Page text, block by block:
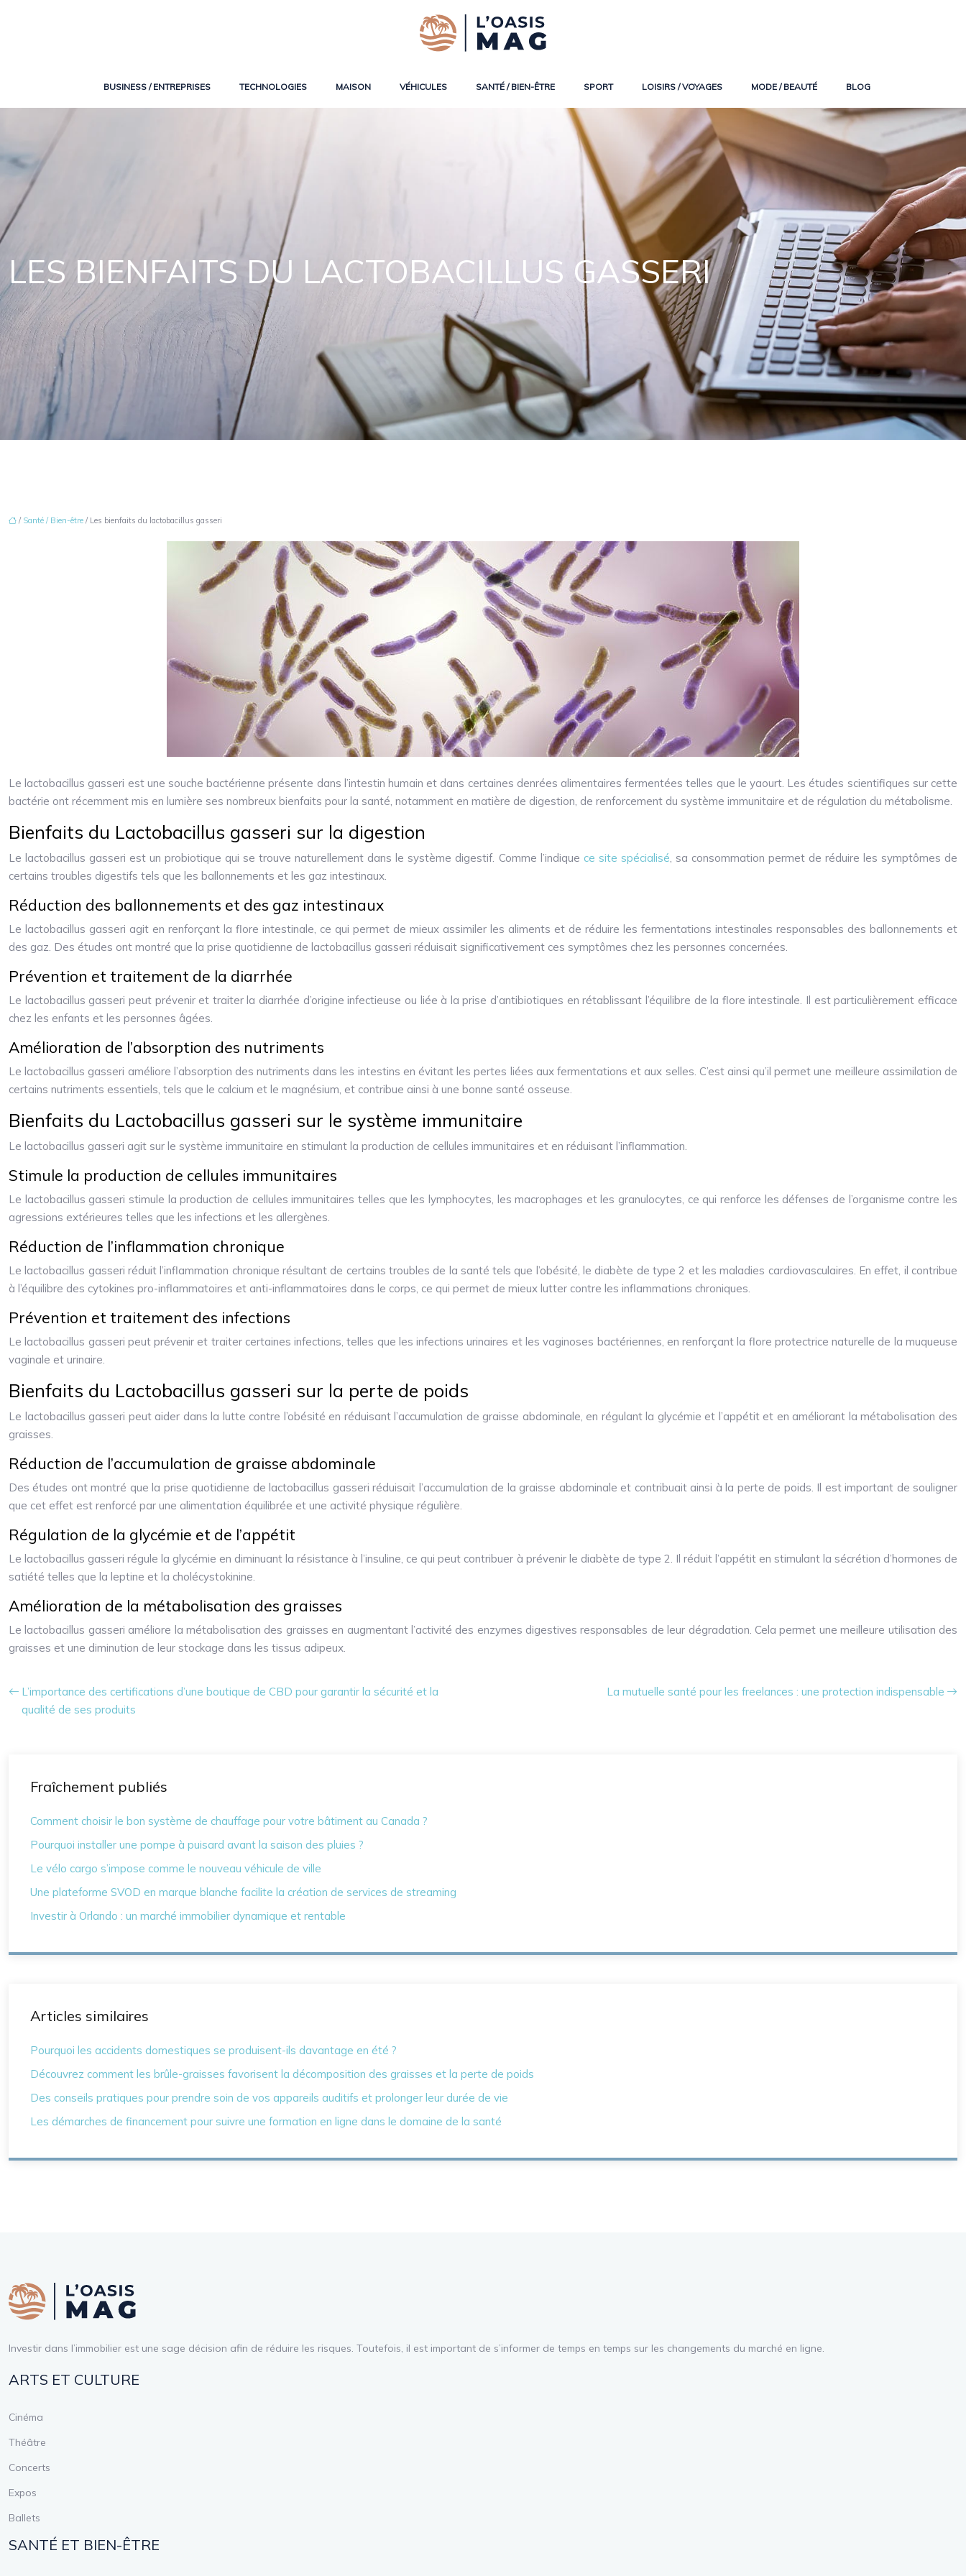
BUSINESS / ENTREPRISES TECHNOLOGIES MAISON VÉHICULES SANTÉ / BIEN-ÊTRE SPORT LOISIRS / VOYAGES MODE / BEAUTÉ BLOG
LES BIENFAITS DU LACTOBACILLUS GASSERI
/ Santé / Bien-être / Les bienfaits du lactobacillus gasseri
Le lactobacillus gasseri est une souche bactérienne présente dans l’intestin humain et dans certaines denrées alimentaires fermentées telles que le yaourt. Les études scientifiques sur cette
bactérie ont récemment mis en lumière ses nombreux bienfaits pour la santé, notamment en matière de digestion, de renforcement du système immunitaire et de régulation du métabolisme.
Bienfaits du Lactobacillus gasseri sur la digestion
Le lactobacillus gasseri est un probiotique qui se trouve naturellement dans le système digestif. Comme l’indique ce site spécialisé, sa consommation permet de réduire les symptômes de
certains troubles digestifs tels que les ballonnements et les gaz intestinaux.
Réduction des ballonnements et des gaz intestinaux
Le lactobacillus gasseri agit en renforçant la flore intestinale, ce qui permet de mieux assimiler les aliments et de réduire les fermentations intestinales responsables des ballonnements et
des gaz. Des études ont montré que la prise quotidienne de lactobacillus gasseri réduisait significativement ces symptômes chez les personnes concernées.
Prévention et traitement de la diarrhée
Le lactobacillus gasseri peut prévenir et traiter la diarrhée d’origine infectieuse ou liée à la prise d’antibiotiques en rétablissant l’équilibre de la flore intestinale. Il est particulièrement efficace
chez les enfants et les personnes âgées.
Amélioration de l’absorption des nutriments
Le lactobacillus gasseri améliore l’absorption des nutriments dans les intestins en évitant les pertes liées aux fermentations et aux selles. C’est ainsi qu’il permet une meilleure assimilation de
certains nutriments essentiels, tels que le calcium et le magnésium, et contribue ainsi à une bonne santé osseuse.
Bienfaits du Lactobacillus gasseri sur le système immunitaire
Le lactobacillus gasseri agit sur le système immunitaire en stimulant la production de cellules immunitaires et en réduisant l’inflammation.
Stimule la production de cellules immunitaires
Le lactobacillus gasseri stimule la production de cellules immunitaires telles que les lymphocytes, les macrophages et les granulocytes, ce qui renforce les défenses de l’organisme contre les
agressions extérieures telles que les infections et les allergènes.
Réduction de l’inflammation chronique
Le lactobacillus gasseri réduit l’inflammation chronique résultant de certains troubles de la santé tels que l’obésité, le diabète de type 2 et les maladies cardiovasculaires. En effet, il contribue
à l’équilibre des cytokines pro-inflammatoires et anti-inflammatoires dans le corps, ce qui permet de mieux lutter contre les inflammations chroniques.
Prévention et traitement des infections
Le lactobacillus gasseri peut prévenir et traiter certaines infections, telles que les infections urinaires et les vaginoses bactériennes, en renforçant la flore protectrice naturelle de la muqueuse
vaginale et urinaire.
Bienfaits du Lactobacillus gasseri sur la perte de poids
Le lactobacillus gasseri peut aider dans la lutte contre l’obésité en réduisant l’accumulation de graisse abdominale, en régulant la glycémie et l’appétit et en améliorant la métabolisation des
graisses.
Réduction de l’accumulation de graisse abdominale
Des études ont montré que la prise quotidienne de lactobacillus gasseri réduisait l’accumulation de la graisse abdominale et contribuait ainsi à la perte de poids. Il est important de souligner
que cet effet est renforcé par une alimentation équilibrée et une activité physique régulière.
Régulation de la glycémie et de l’appétit
Le lactobacillus gasseri régule la glycémie en diminuant la résistance à l’insuline, ce qui peut contribuer à prévenir le diabète de type 2. Il réduit l’appétit en stimulant la sécrétion d’hormones de
satiété telles que la leptine et la cholécystokinine.
Amélioration de la métabolisation des graisses
Le lactobacillus gasseri améliore la métabolisation des graisses en augmentant l’activité des enzymes digestives responsables de leur dégradation. Cela permet une meilleure utilisation des
graisses et une diminution de leur stockage dans les tissus adipeux.
L’importance des certifications d’une boutique de CBD pour garantir la sécurité et la
qualité de ses produits
La mutuelle santé pour les freelances : une protection indispensable
Fraîchement publiés
Comment choisir le bon système de chauffage pour votre bâtiment au Canada ?
Pourquoi installer une pompe à puisard avant la saison des pluies ?
Le vélo cargo s’impose comme le nouveau véhicule de ville
Une plateforme SVOD en marque blanche facilite la création de services de streaming
Investir à Orlando : un marché immobilier dynamique et rentable
Articles similaires
Pourquoi les accidents domestiques se produisent-ils davantage en été ?
Découvrez comment les brûle-graisses favorisent la décomposition des graisses et la perte de poids
Des conseils pratiques pour prendre soin de vos appareils auditifs et prolonger leur durée de vie
Les démarches de financement pour suivre une formation en ligne dans le domaine de la santé
Investir dans l’immobilier est une sage décision afin de réduire les risques. Toutefois, il est important de s’informer de temps en temps sur les changements du marché en ligne.
ARTS ET CULTURE
Cinéma
Théâtre
Concerts
Expos
Ballets
SANTÉ ET BIEN-ÊTRE